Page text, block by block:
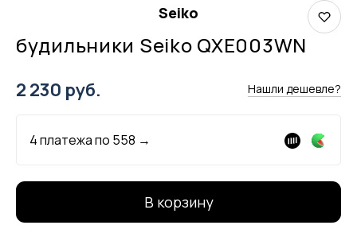
Seiko
будильники Seiko QXE003WN
2 230 руб. Нашли дешевле?
4 платежа по 558 →
В корзину